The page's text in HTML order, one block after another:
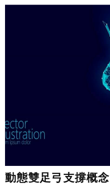
動態雙足弓支撐概念